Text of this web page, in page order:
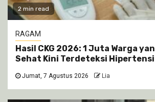
2 min read
RAGAM
Hasil CKG 2026: 1 Juta Warga
Sehat Kini Terdeteksi Hipertensi
Jumat, 7 Agustus 2026 Lia